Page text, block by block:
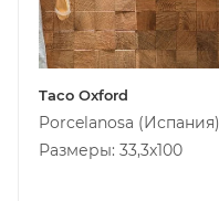
Taco Oxford
Porcelanosa (Испания)
Размеры: 33,3x100